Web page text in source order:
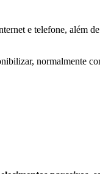
e telefone, além
normalmente